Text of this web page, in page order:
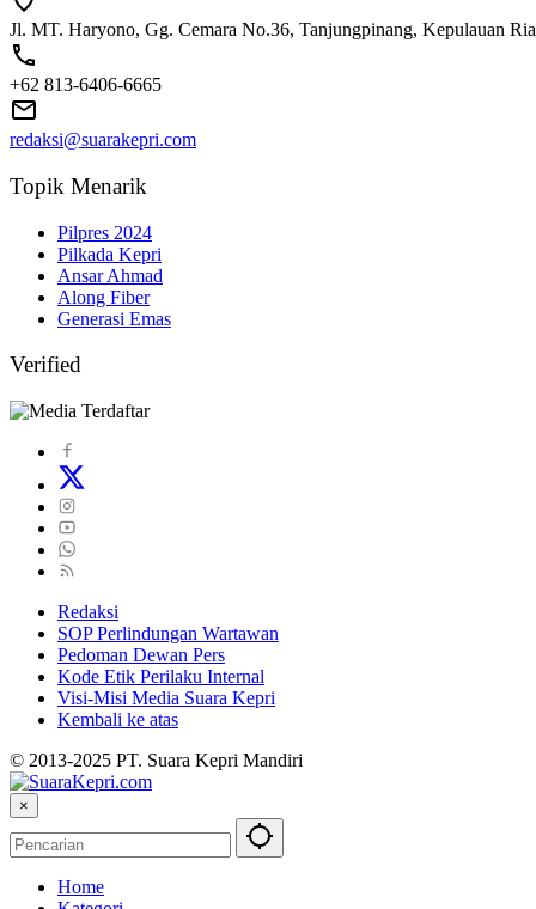
Jl. MT. Haryono, Gg. Cemara No.36, Tanjungpinang, Kepulauan
+62 813-6406-6665
redaksi@suarakepri.com
Topik Menarik
Pilpres 2024
Pilkada Kepri
Ansar Ahmad
Along Fiber
Generasi Emas
Verified
Redaksi
SOP Perlindungan Wartawan
Pedoman Dewan Pers
Kode Etik Perilaku Internal
Visi-Misi Media Suara Kepri
Kembali ke atas
© 2013-2025 PT. Suara Kepri Mandiri
×
Home